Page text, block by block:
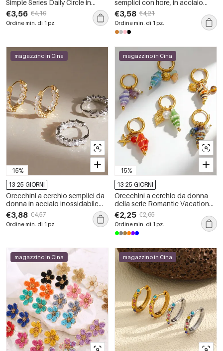
Simple Series Daily Circle in
acciaio inossidabile
impermeabile color oro
€3,56 €4,19
Ordine min. di 1 pz.
semplici con fiore, in acciaio
inossidabile, impermeabili, color
oro e zirconi.
€3,58 €4,21
Ordine min. di 1 pz.
-15%
magazzino in Cina
13-25 GIORNI
Orecchini a cerchio semplici da
donna in acciaio inossidabile
color oro, impermeabili, della
serie Luxurious.
€3,88 €4,57
Ordine min. di 1 pz.
-15%
magazzino in Cina
13-25 GIORNI
Orecchini a cerchio da donna
della serie Romantic Vacation
con perline, conchiglia e filo, in
acciaio inossidabile,
impermeabili, colore oro.
€2,25 €2,65
Ordine min. di 1 pz.
magazzino in Cina magazzino in Cina